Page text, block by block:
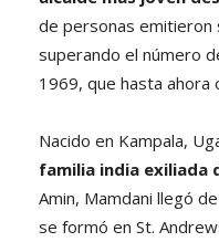
de personas emitieron
superando el número
1969, que hasta ahora
Nacido en Kampala,
familia india exiliada
Amin, Mamdani llegó
se formó en St.